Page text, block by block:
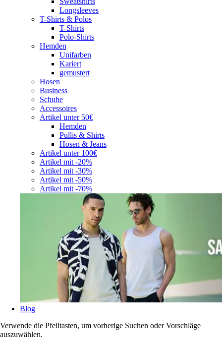
Longsleeves
T-Shirts & Polos
T-Shirts
Polo-Shirts
Hemden
Unifarben
Kariert
gemustert
Hosen
Business
Schuhe
Accessoires
Artikel unter 50€
Hemden
Pullis & Shirts
Hosen & Jeans
Artikel unter 100€
Artikel mit -20%
Artikel mit -30%
Artikel mit -50%
Artikel mit -70%
Blog
Verwende die Pfeiltasten, um vorherige Suchen oder Vorschläge
auszuwählen.